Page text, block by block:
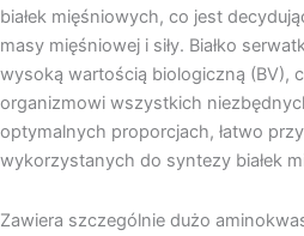
białek mięśniowych, co jest
masy mięśniowej i siły. Białko
wysoką wartością biologiczną (BV),
organizmowi wszystkich
optymalnych proporcjach, łatwo
wykorzystanych do syntezy białek
Zawiera szczególnie dużo